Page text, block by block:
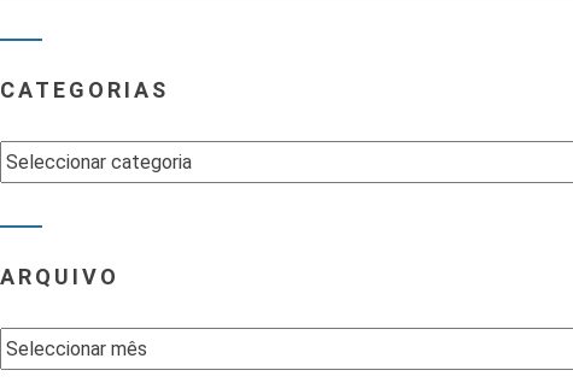
CATEGORIAS
Categorias
ARQUIVO
Arquivo